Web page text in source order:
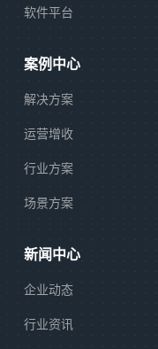
软件平台
案例中心
解决方案
运营增收
行业方案
场景方案
新闻中心
企业动态
行业资讯